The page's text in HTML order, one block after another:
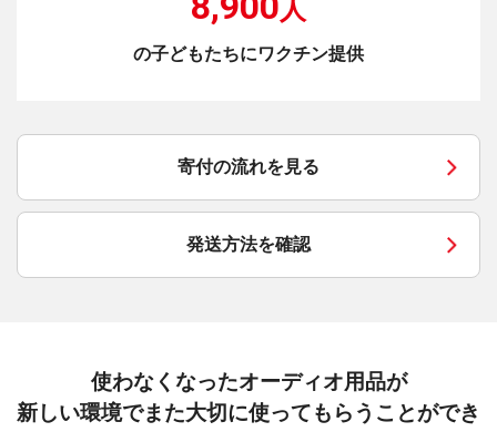
人
の子どもたちにワクチン提供
寄付の流れを見る
発送方法を確認
使わなくなったオーディオ用品が
新しい環境でまた大切に使ってもらうことができ